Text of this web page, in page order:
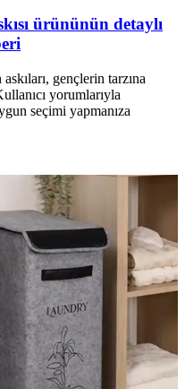
ürününün detaylı
gençlerin tarzına
yorumlarıyla
seçimi yapmanıza